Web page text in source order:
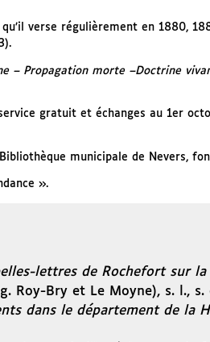
verse régulièrement en 1880,
– Propagation morte –Doctrine
gratuit et échanges au 1er
municipale de Nevers,
».
lettres de Rochefort sur la
Roy-Bry et Le Moyne), s. l., s.
dans le département de la